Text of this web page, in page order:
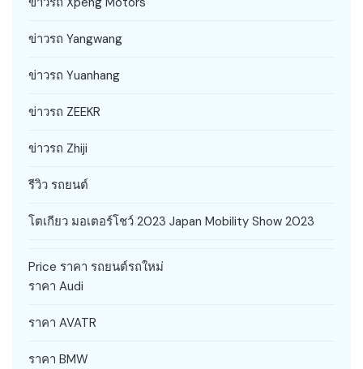
ข่าวรถ Yangwang
ข่าวรถ Yuanhang
ข่าวรถ ZEEKR
ข่าวรถ Zhiji
รีวิว รถยนต์
โตเกียว มอเตอร์โชว์ 2023 Japan Mobility Show 2023
Price ราคา รถยนต์รถใหม่
ราคา Audi
ราคา AVATR
ราคา BMW